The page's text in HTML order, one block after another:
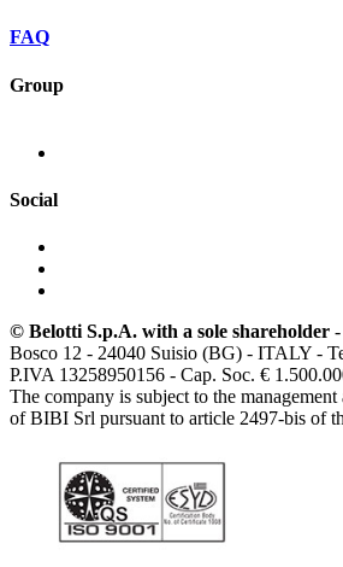
FAQ
Group
Social
© Belotti S.p.A. with a sole shareholder
Bosco 12 - 24040 Suisio (BG) - ITALY -
P.IVA 13258950156 - Cap. Soc. €
The company is subject to the
of BIBI Srl pursuant to article 2497-bis of